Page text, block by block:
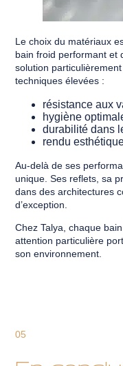
Le choix du matériaux
bain froid performant et
solution
techniques élevées :
résistance aux
hygiène
durabilité dans
rendu
Au-delà de ses
unique. Ses reflets, sa
dans des architectures
d’exception.
Chez Talya, chaque
attention particulière
son environnement.
05
En